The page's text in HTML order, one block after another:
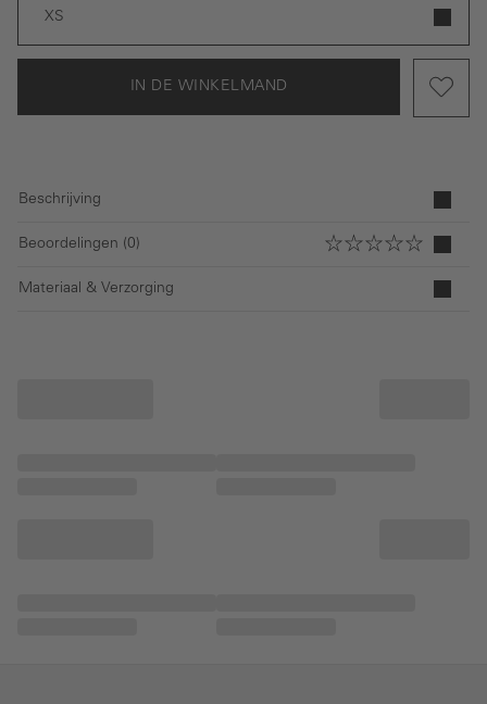
XS
IN DE WINKELMAND
Beschrijving
Beoordelingen (0)
Materiaal & Verzorging